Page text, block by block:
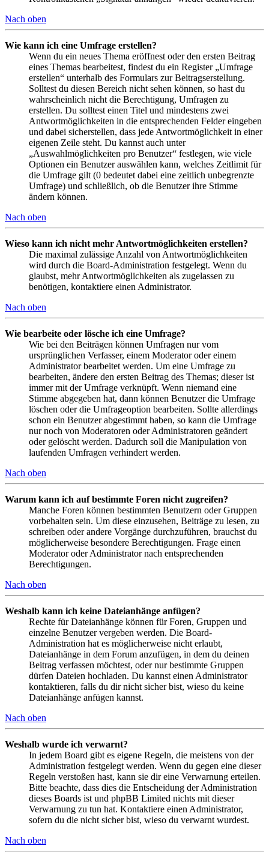
Nach oben
Wie kann ich eine Umfrage erstellen?
Wenn du ein neues Thema eröffnest oder den ersten Beitrag
eines Themas bearbeitest, findest du ein Register „Umfrage
erstellen“ unterhalb des Formulars zur Beitragserstellung.
Solltest du diesen Bereich nicht sehen können, so hast du
wahrscheinlich nicht die Berechtigung, Umfragen zu
erstellen. Du solltest einen Titel und mindestens zwei
Antwortmöglichkeiten in die entsprechenden Felder eingeben
und dabei sicherstellen, dass jede Antwortmöglichkeit in einer
eigenen Zeile steht. Du kannst auch unter
„Auswahlmöglichkeiten pro Benutzer“ festlegen, wie viele
Optionen ein Benutzer auswählen kann, welches Zeitlimit für
die Umfrage gilt (0 bedeutet dabei eine zeitlich unbegrenzte
Umfrage) und schließlich, ob die Benutzer ihre Stimme
ändern können.
Nach oben
Wieso kann ich nicht mehr Antwortmöglichkeiten erstellen?
Die maximal zulässige Anzahl von Antwortmöglichkeiten
wird durch die Board-Administration festgelegt. Wenn du
glaubst, mehr Antwortmöglichkeiten als zugelassen zu
benötigen, kontaktiere einen Administrator.
Nach oben
Wie bearbeite oder lösche ich eine Umfrage?
Wie bei den Beiträgen können Umfragen nur vom
ursprünglichen Verfasser, einem Moderator oder einem
Administrator bearbeitet werden. Um eine Umfrage zu
bearbeiten, ändere den ersten Beitrag des Themas; dieser ist
immer mit der Umfrage verknüpft. Wenn niemand eine
Stimme abgegeben hat, dann können Benutzer die Umfrage
löschen oder die Umfrageoption bearbeiten. Sollte allerdings
schon ein Benutzer abgestimmt haben, so kann die Umfrage
nur noch von Moderatoren oder Administratoren geändert
oder gelöscht werden. Dadurch soll die Manipulation von
laufenden Umfragen verhindert werden.
Nach oben
Warum kann ich auf bestimmte Foren nicht zugreifen?
Manche Foren können bestimmten Benutzern oder Gruppen
vorbehalten sein. Um diese einzusehen, Beiträge zu lesen, zu
schreiben oder andere Vorgänge durchzuführen, brauchst du
möglicherweise besondere Berechtigungen. Frage einen
Moderator oder Administrator nach entsprechenden
Berechtigungen.
Nach oben
Weshalb kann ich keine Dateianhänge anfügen?
Rechte für Dateianhänge können für Foren, Gruppen und
einzelne Benutzer vergeben werden. Die Board-
Administration hat es möglicherweise nicht erlaubt,
Dateianhänge in dem Forum anzufügen, in dem du deinen
Beitrag verfassen möchtest, oder nur bestimmte Gruppen
dürfen Dateien hochladen. Du kannst einen Administrator
kontaktieren, falls du dir nicht sicher bist, wieso du keine
Dateianhänge anfügen kannst.
Nach oben
Weshalb wurde ich verwarnt?
In jedem Board gibt es eigene Regeln, die meistens von der
Administration festgelegt werden. Wenn du gegen eine dieser
Regeln verstoßen hast, kann sie dir eine Verwarnung erteilen.
Bitte beachte, dass dies die Entscheidung der Administration
dieses Boards ist und phpBB Limited nichts mit dieser
Verwarnung zu tun hat. Kontaktiere einen Administrator,
sofern du die nicht sicher bist, wieso du verwarnt wurdest.
Nach oben